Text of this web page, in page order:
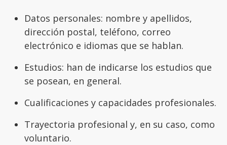
Datos personales: nombre y apellidos,
dirección postal, teléfono, correo
electrónico e idiomas que se hablan.
Estudios: han de indicarse los estudios que
se posean, en general.
Cualificaciones y capacidades profesionales.
Trayectoria profesional y, en su caso, como
voluntario.